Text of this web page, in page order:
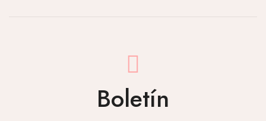
Boletín